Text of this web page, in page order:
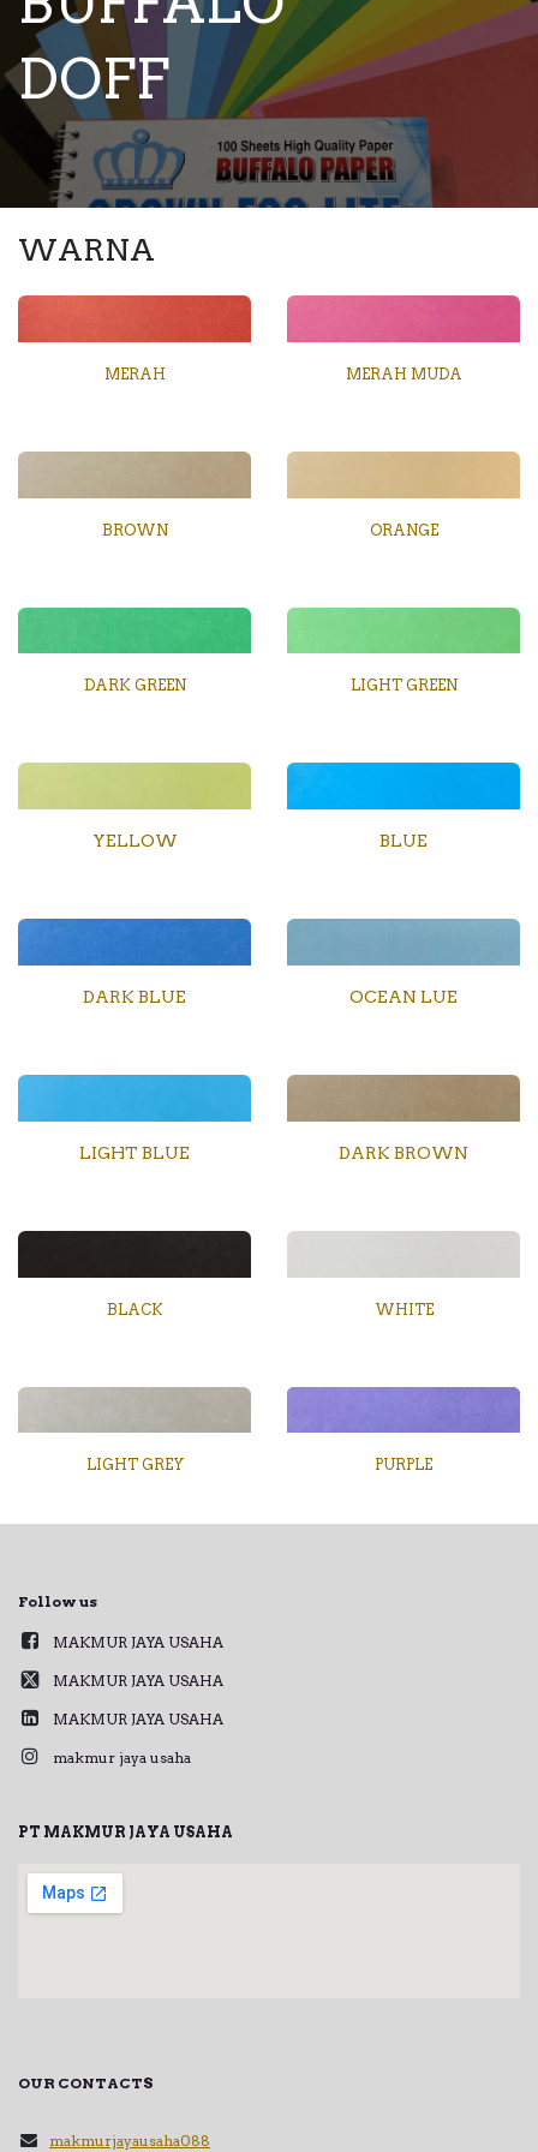
DOFF
WARNA
MERAH MERAH MUDA
BROWN ORANGE
DARK GREEN LIGHT GREEN
YELLOW BLUE
DARK BLUE OCEAN LUE
LIGHT BLUE DARK BROWN
BLACK WHITE
LIGHT GREY PURPLE
Follow us
MAKMUR JAYA USAHA
MAKMUR JAYA USAHA
MAKMUR JAYA USAHA
makmur jaya usaha
PT MAKMUR JAYA USAHA
OUR CONTACTS
makmurjayausaha088